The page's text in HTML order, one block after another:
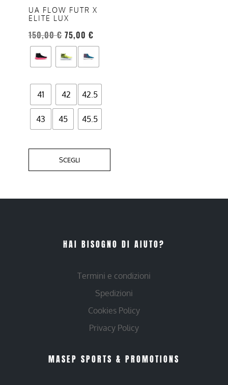
UA FLOW FUTR X
ELITE LUX
150,00€ 75,00 €
41 42 42.5
43 45 45.5
SCEGLI
opzioni
possono
essere
scelte
nella
del
prodotto
HAI BISOGNO DI AIUTO?
Termini e condizioni
Spedizioni
Cookies Policy
Privacy Policy
MASEP SPORTS & PROMOTIONS